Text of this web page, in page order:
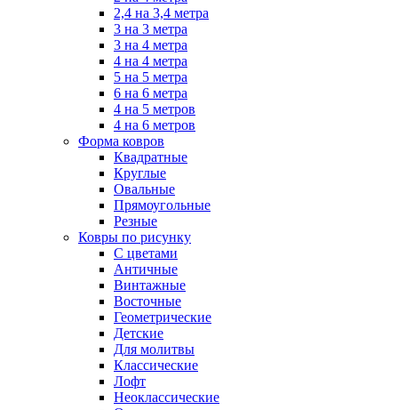
2,4 на 3,4 метра
3 на 3 метра
3 на 4 метра
4 на 4 метра
5 на 5 метра
6 на 6 метра
4 на 5 метров
4 на 6 метров
Форма ковров
Квадратные
Круглые
Овальные
Прямоугольные
Резные
Ковры по рисунку
C цветами
Античные
Винтажные
Восточные
Геометрические
Детские
Для молитвы
Классические
Лофт
Неоклассические